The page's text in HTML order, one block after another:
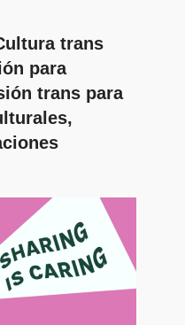
trans
para
trans para